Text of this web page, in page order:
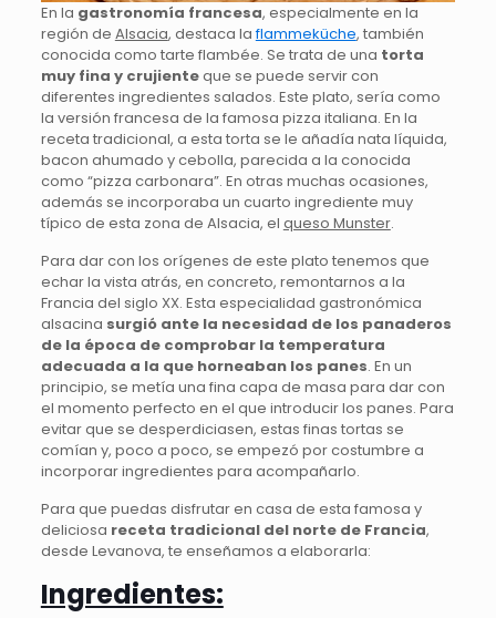
En la gastronomía francesa, especialmente en la
región de Alsacia, destaca laflammeküche, también
conocida como tarte flambée. Se trata de una torta
muy fina y crujienteque se puede servir con
diferentes ingredientes salados. Este plato, sería como
la versión francesa de la famosa pizza italiana. En la
receta tradicional, a esta torta se le añadía nata líquida,
bacon ahumado y cebolla, parecida a la conocida
como “pizza carbonara”. En otras muchas ocasiones,
además se incorporaba un cuarto ingrediente muy
típico de esta zona de Alsacia, el queso Munster.
Para dar con los orígenes de este plato tenemos que
echar la vista atrás, en concreto, remontarnos a la
Francia del siglo XX. Esta especialidad gastronómica
alsacina surgió ante la necesidad de los panaderos
de la época de comprobar la temperatura
adecuada a la que horneaban los panes. En un
principio, se metía una fina capa de masa para dar con
el momento perfecto en el que introducir los panes. Para
evitar que se desperdiciasen, estas finas tortas se
comían y, poco a poco, se empezó por costumbre a
incorporar ingredientes para acompañarlo.
Para que puedas disfrutar en casa de esta famosa y
deliciosa receta tradicional del norte de Francia,
desde Levanova, te enseñamos a elaborarla:
Ingredientes: